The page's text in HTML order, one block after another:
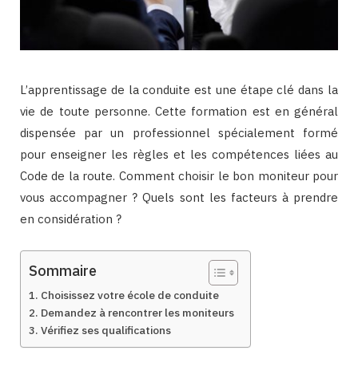
L’apprentissage de la conduite est une étape clé dans la
vie de toute personne. Cette formation est en général
dispensée par un professionnel spécialement formé
pour enseigner les règles et les compétences liées au
Code de la route. Comment choisir le bon moniteur pour
vous accompagner ? Quels sont les facteurs à prendre
en considération ?
Sommaire
Choisissez votre école de conduite
Demandez à rencontrer les moniteurs
Vérifiez ses qualifications